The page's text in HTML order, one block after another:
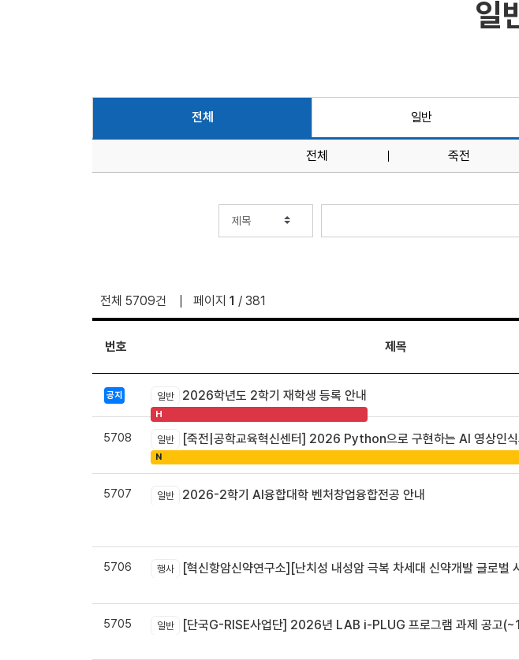
일
전체 일반
전체 죽전
전체 5709건 페이지 1 / 381
번호 제목
공지 일반 2026학년도 2학기 재학생 등록 안내
H
5708 일반 [죽전|공학교육혁신센터] 2026 Python으로 구현하는 AI 영상인식과 로봇
N
5707 일반 2026-2학기 AI융합대학 벤처창업융합전공 안내
5706 행사 [혁신항암신약연구소][난치성 내성암 극복 차세대 신약개발 글로벌 사업단]
5705 일반 [단국G-RISE사업단] 2026년 LAB i-PLUG 프로그램 과제 공고